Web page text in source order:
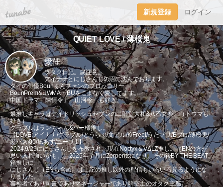
tuna.be 新規登録 ログイン
QUIET LOVE / 薄桜鬼
愛佳
ヲタク日記。腐注意。
アイナナとにじさんじの沼に沈んでおります。
タイの俳優Bounくんファンのブロッコリー。
BounPrem&UWMA・BUをこよなく愛してます。
中国ドラマ「陳情令」「山河令」も好き。
最推しキャラはアイドリッシュセブンの二階堂大和&八乙女楽。（トウマも
好き）
グラブルはランちゃん&パー様推し。
【LOVE:アイナナ/グラブル/とうらぶ/文アル/K/Free!/うたプリ/Bプロ/薄桜鬼/
黒バス/00/凪あす/ユーリ!!!】
2024.9/29ににじさんじを布教され、現在Noctyx＆VΔLZ推し。（ENの方が
思い入れ強いかも。）2025年７月にZerpentsになり、その後BY THE BEAT
箱推しに。
にじさんじ（ENも含め）は上記の推し以外の配信もいろいろ見るようにな
りました。
審神者であり司書でありマネージャーであり騎空士のオタク主腐。